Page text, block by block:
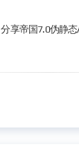
分享帝国7.0伪静